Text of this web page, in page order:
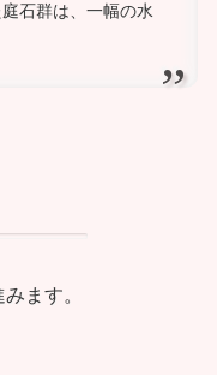
石群は、一幅の水
ます。